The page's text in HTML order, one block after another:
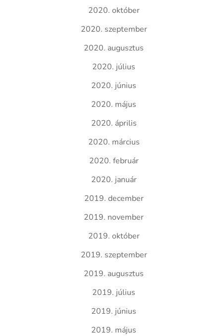
2020. október
2020. szeptember
2020. augusztus
2020. július
2020. június
2020. május
2020. április
2020. március
2020. február
2020. január
2019. december
2019. november
2019. október
2019. szeptember
2019. augusztus
2019. július
2019. június
2019. május